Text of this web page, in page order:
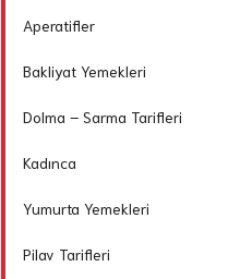
Aperatifler
Bakliyat Yemekleri
Dolma – Sarma Tarifleri
Kadınca
Yumurta Yemekleri
Pilav Tarifleri